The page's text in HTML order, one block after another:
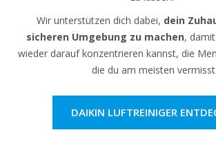
Wir unterstützen dich dabei, dein
sicheren Umgebung zu machen,
wieder darauf konzentrieren kannst, die
die du am meisten vermisst.
DAIKIN LUFTREINIGER